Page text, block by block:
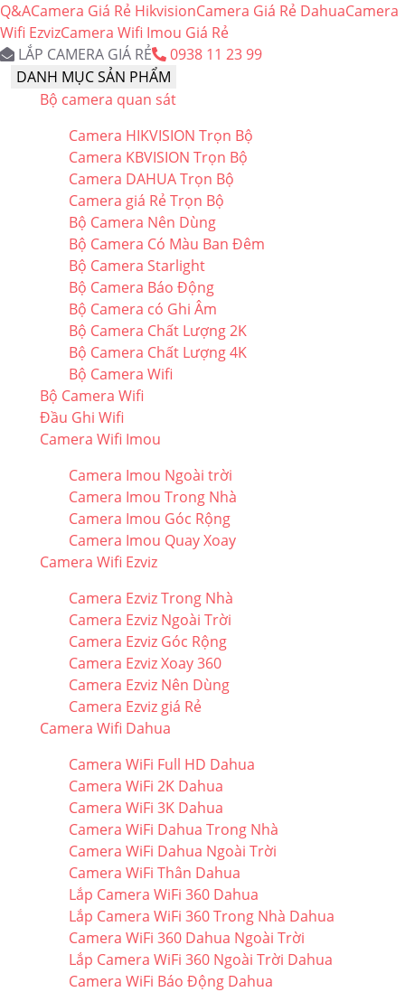
Q&ACamera Giá Rẻ HikvisionCamera Giá Rẻ DahuaCamera
Wifi EzvizCamera Wifi Imou Giá Rẻ
LẮP CAMERA GIÁ RẺ
0938 11 23 99
DANH MỤC SẢN PHẨM
Bộ camera quan sát
Camera HIKVISION Trọn Bộ
Camera KBVISION Trọn Bộ
Camera DAHUA Trọn Bộ
Camera giá Rẻ Trọn Bộ
Bộ Camera Nên Dùng
Bộ Camera Có Màu Ban Đêm
Bộ Camera Starlight
Bộ Camera Báo Động
Bộ Camera có Ghi Âm
Bộ Camera Chất Lượng 2K
Bộ Camera Chất Lượng 4K
Bộ Camera Wifi
Bộ Camera Wifi
Đầu Ghi Wifi
Camera Wifi Imou
Camera Imou Ngoài trời
Camera Imou Trong Nhà
Camera Imou Góc Rộng
Camera Imou Quay Xoay
Camera Wifi Ezviz
Camera Ezviz Trong Nhà
Camera Ezviz Ngoài Trời
Camera Ezviz Góc Rộng
Camera Ezviz Xoay 360
Camera Ezviz Nên Dùng
Camera Ezviz giá Rẻ
Camera Wifi Dahua
Camera WiFi Full HD Dahua
Camera WiFi 2K Dahua
Camera WiFi 3K Dahua
Camera WiFi Dahua Trong Nhà
Camera WiFi Dahua Ngoài Trời
Camera WiFi Thân Dahua
Lắp Camera WiFi 360 Dahua
Lắp Camera WiFi 360 Trong Nhà Dahua
Camera WiFi 360 Dahua Ngoài Trời
Lắp Camera WiFi 360 Ngoài Trời Dahua
Camera WiFi Báo Động Dahua